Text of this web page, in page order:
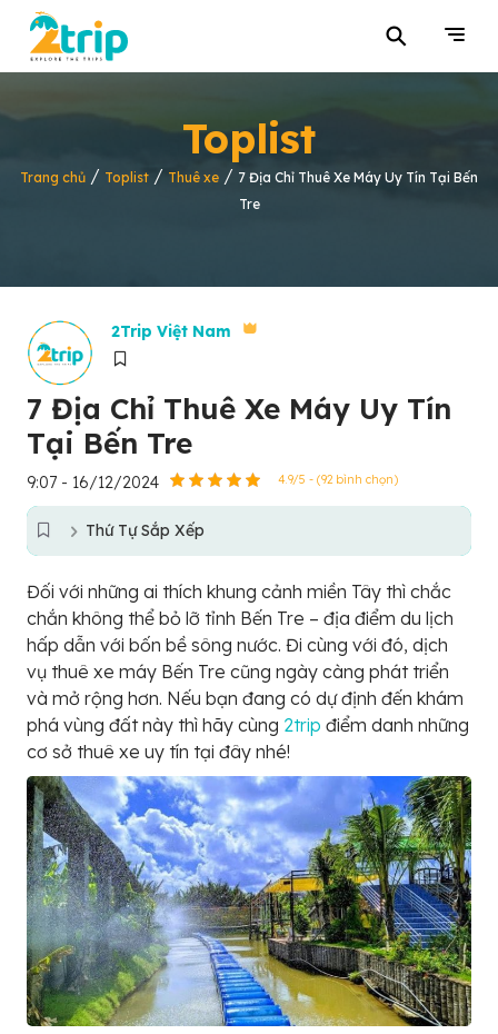
⚲
Toplist
Trang chủ / Toplist / Thuê xe / 7 Địa Chỉ Thuê Xe Máy Uy Tín Tại Bến
Tre
2Trip Việt Nam
7 Địa Chỉ Thuê Xe Máy Uy Tín
Tại Bến Tre
9:07 - 16/12/2024 4.9/5 - (92 bình chọn)
Thứ Tự Sắp Xếp
Đối với những ai thích khung cảnh miền Tây thì chắc
chắn không thể bỏ lỡ tỉnh Bến Tre – địa điểm du lịch
hấp dẫn với bốn bề sông nước. Đi cùng với đó, dịch
vụ thuê xe máy Bến Tre cũng ngày càng phát triển
và mở rộng hơn. Nếu bạn đang có dự định đến khám
phá vùng đất này thì hãy cùng 2trip điểm danh những
cơ sở thuê xe uy tín tại đây nhé!